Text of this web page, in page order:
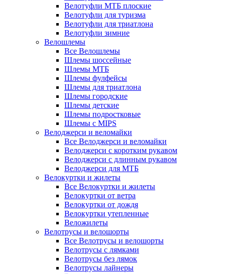
Велотуфли МТБ плоские
Велотуфли для туризма
Велотуфли для триатлона
Велотуфли зимние
Велошлемы
Все Велошлемы
Шлемы шоссейные
Шлемы МТБ
Шлемы фулфейсы
Шлемы для триатлона
Шлемы городские
Шлемы детские
Шлемы подростковые
Шлемы с MIPS
Велоджерси и веломайки
Все Велоджерси и веломайки
Велоджерси с коротким рукавом
Велоджерси с длинным рукавом
Велоджерси для МТБ
Велокуртки и жилеты
Все Велокуртки и жилеты
Велокуртки от ветра
Велокуртки от дождя
Велокуртки утепленные
Веложилеты
Велотрусы и велошорты
Все Велотрусы и велошорты
Велотрусы с лямками
Велотрусы без лямок
Велотрусы лайнеры